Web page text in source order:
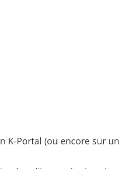
K-Portal (ou encore sur un